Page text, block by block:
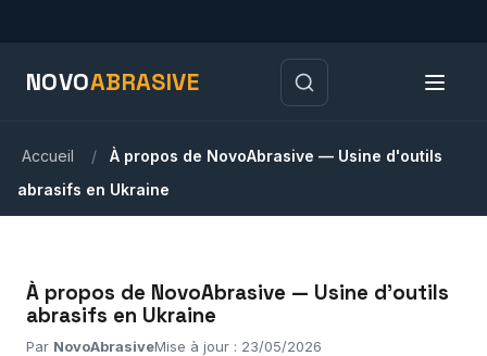
NOVOABRASIVE
Accueil /
À propos de NovoAbrasive — Usine d'outils
abrasifs en Ukraine
À propos de NovoAbrasive — Usine d'outils
abrasifs en Ukraine
Par NovoAbrasiveMise à jour : 23/05/2026